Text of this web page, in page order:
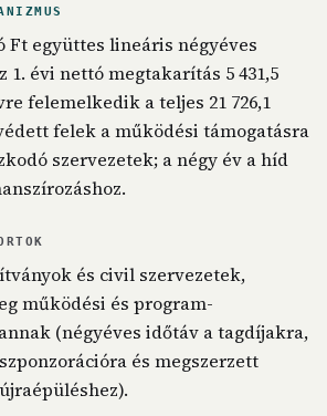
Ft együttes lineáris négyéves
1. évi nettó megtakarítás 5 431,5
felemelkedik a teljes 21 726,1
felek a működési támogatásra
szervezetek; a négy év a híd
és civil szervezetek,
működési és program-
(négyéves időtáv a tagdíjakra,
és megszerzett